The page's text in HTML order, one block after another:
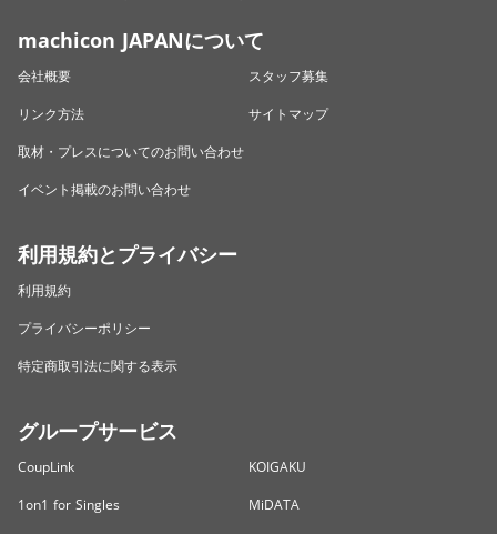
machicon JAPANについて
会社概要
スタッフ募集
リンク方法
サイトマップ
取材・プレスについてのお問い合わせ
イベント掲載のお問い合わせ
利用規約とプライバシー
利用規約
プライバシーポリシー
特定商取引法に関する表示
グループサービス
CoupLink
KOIGAKU
1on1 for Singles
MiDATA